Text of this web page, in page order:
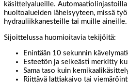
käsittelyalueille.
huoltoalueiden läheisyyteen, missä
hydrauliikkanesteille tai muille aineille.
Sijoittelussa huomioitavia tekijöitä:
Enintään 10 sekunnin
Esteetön ja selkeästi merkitty
Sama taso kuin
Riittävä lattiakaivo tai